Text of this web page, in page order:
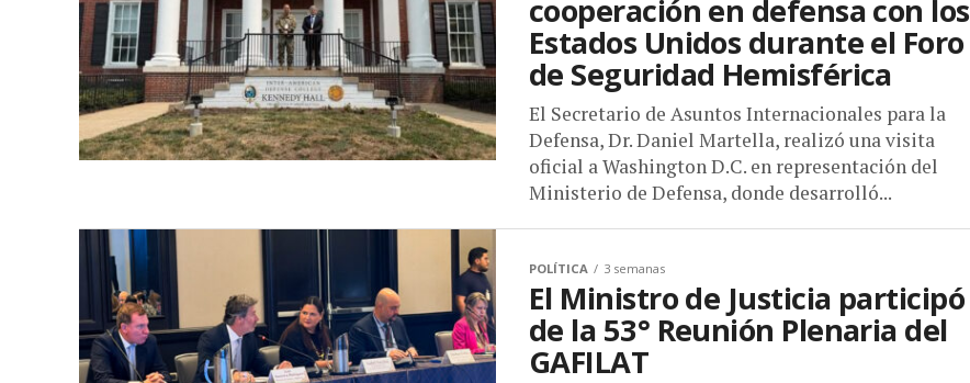
cooperación en defensa con los
Estados Unidos durante el Foro
de Seguridad Hemisférica
El Secretario de Asuntos Internacionales para la
Defensa, Dr. Daniel Martella, realizó una visita
oficial a Washington D.C. en representación del
Ministerio de Defensa, donde desarrolló...
POLÍTICA 3 semanas
El Ministro de Justicia participó
de la 53° Reunión Plenaria del
GAFILAT